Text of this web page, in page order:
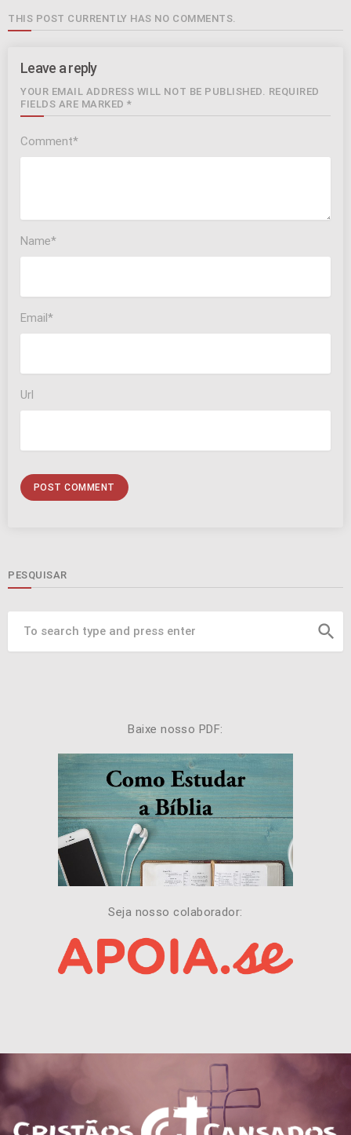
THIS POST CURRENTLY HAS NO COMMENTS.
Leave a reply
YOUR EMAIL ADDRESS WILL NOT BE PUBLISHED. REQUIRED
FIELDS ARE MARKED *
Comment*
Name*
Email*
Url
PESQUISAR
search
Baixe nosso PDF:
Seja nosso colaborador: